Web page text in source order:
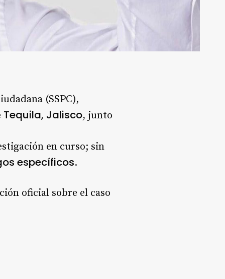
(SSPC),
Tequila, Jalisco, junto
en curso; sin
específicos.
oficial sobre el caso